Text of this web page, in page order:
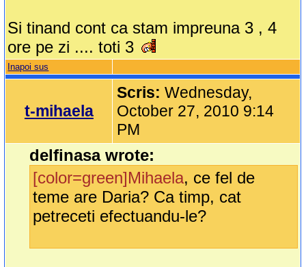
Si tinand cont ca stam impreuna 3 , 4
ore pe zi .... toti 3
Inapoi sus
t-mihaela
Scris:Wednesday,
October 27, 2010 9:14
PM
delfinasa wrote:
[color=green]Mihaela, ce fel de
teme are Daria? Ca timp, cat
petreceti efectuandu-le?